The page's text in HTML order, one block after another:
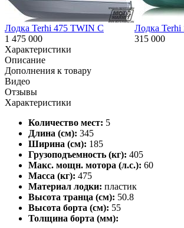
Лодка Terhi 475 TWIN C
1 475 000
Лодка Terhi
315 000
Характеристики
Описание
Дополнения к товару
Видео
Отзывы
Характеристики
Количество мест: 5
Длина (см): 345
Ширина (см): 185
Грузоподъемность (кг): 405
Макс. мощн. мотора (л.с.): 60
Масса (кг): 475
Материал лодки: пластик
Высота транца (см): 50.8
Высота борта (см): 55
Толщина борта (мм):